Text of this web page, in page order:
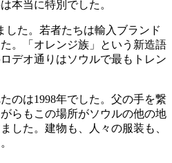
本当に特別でした。
した。若者たちは輸入ブランド
。「オレンジ族」という新造語
デオ通りはソウルで最もトレン
のは1998年でした。父の手を繋
らもこの場所がソウルの他の地
した。建物も、人々の服装も、